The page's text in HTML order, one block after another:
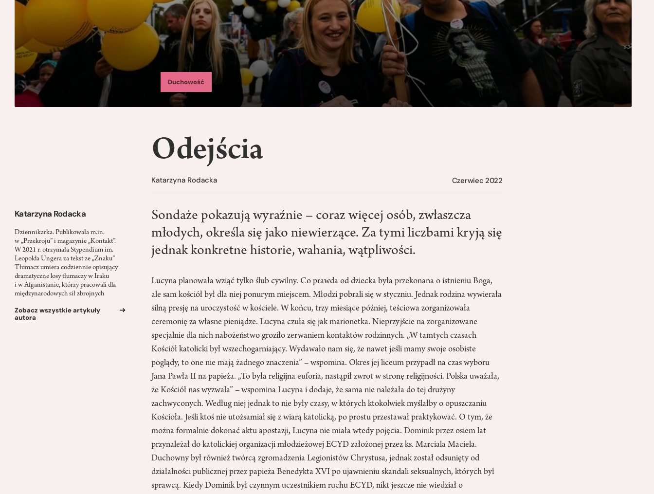
Duchowość
Katarzyna Rodacka
Dziennikarka. Publikowała m.in.
w „Przekroju” i magazynie „Kontakt”.
W 2021 r. otrzymała Stypendium im.
Leopolda Ungera za tekst ze „Znaku”
Tłumacz umiera codziennie opisujący
dramatyczne losy tłumaczy w Iraku
i w Afganistanie, którzy pracowali dla
międzynarodowych sił zbrojnych
Zobacz wszystkie artykuły
autora
Odejścia
Katarzyna Rodacka Czerwiec 2022
Sondaże pokazują wyraźnie – coraz więcej osób, zwłaszcza
młodych, określa się jako niewierzące. Za tymi liczbami kryją się
jednak konkretne historie, wahania, wątpliwości.
Lucyna planowała wziąć tylko ślub cywilny. Co prawda od dziecka była przekonana o istnieniu Boga,
ale sam kościół był dla niej ponurym miejscem. Młodzi pobrali się w styczniu. Jednak rodzina wywierała
silną presję na uroczystość w kościele. W końcu, trzy miesiące później, teściowa zorganizowała
ceremonię za własne pieniądze. Lucyna czuła się jak marionetka. Nieprzyjście na zorganizowane
specjalnie dla nich nabożeństwo groziło zerwaniem kontaktów rodzinnych. „W tamtych czasach
Kościół katolicki był wszechogarniający. Wydawało nam się, że nawet jeśli mamy swoje osobiste
poglądy, to one nie mają żadnego znaczenia” – wspomina. Okres jej liceum przypadł na czas wyboru
Jana Pawła II na papieża. „To była religijna euforia, nastąpił zwrot w stronę religijności. Polska uważała,
że Kościół nas wyzwala” – wspomina Lucyna i dodaje, że sama nie należała do tej drużyny
zachwyconych. Według niej jednak to nie były czasy, w których ktokolwiek myślałby o opuszczaniu
Kościoła. Jeśli ktoś nie utożsamiał się z wiarą katolicką, po prostu przestawał praktykować. O tym, że
można formalnie dokonać aktu apostazji, Lucyna nie miała wtedy pojęcia. Dominik przez osiem lat
przynależał do katolickiej organizacji młodzieżowej ECYD założonej przez ks. Marciala Maciela.
Duchowny był również twórcą zgromadzenia Legionistów Chrystusa, jednak został odsunięty od
działalności publicznej przez papieża Benedykta XVI po ujawnieniu skandali seksualnych, których był
sprawcą. Kiedy Dominik był czynnym uczestnikiem ruchu ECYD, nikt jeszcze nie wiedział o